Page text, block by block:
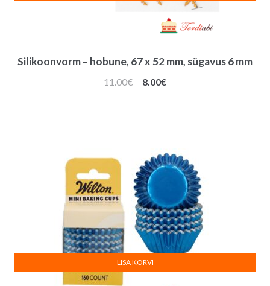
Silikoonvorm – hobune, 67 x 52 mm, sügavus 6 mm
11.00€
Algne
8.00€Praegune
LISA KORVI